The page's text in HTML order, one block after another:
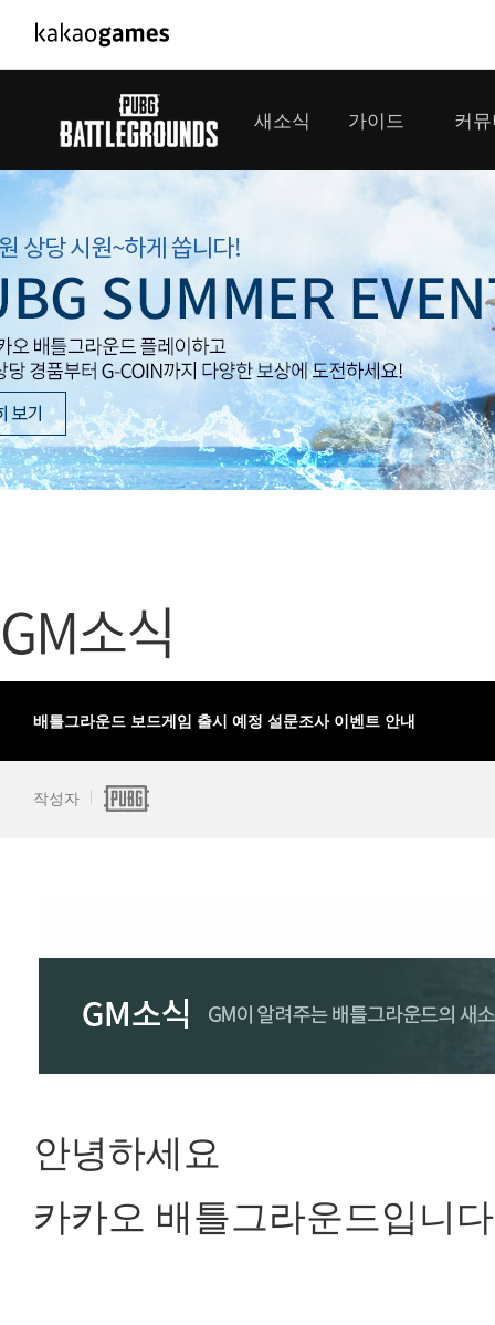
PC/모바일게임
도깨비의세계
아키에이지 워
아레스 : 라이즈 오브 가디언즈
배틀그라
패스 오브
패스 오브
모바일게임
우마무스메 프리티 더비
SMiniz
프렌즈팝콘
프렌즈타운
서비스
내정보
보안센터
새소식
이벤트
업데이트
대회소식
가이드 커
플레이
클랜
모집
GM소식
배틀그라운드 보드게임 출시 예정 설문조사 이벤트 안내
작성자
안녕하세요
카카오 배틀그라운드입니